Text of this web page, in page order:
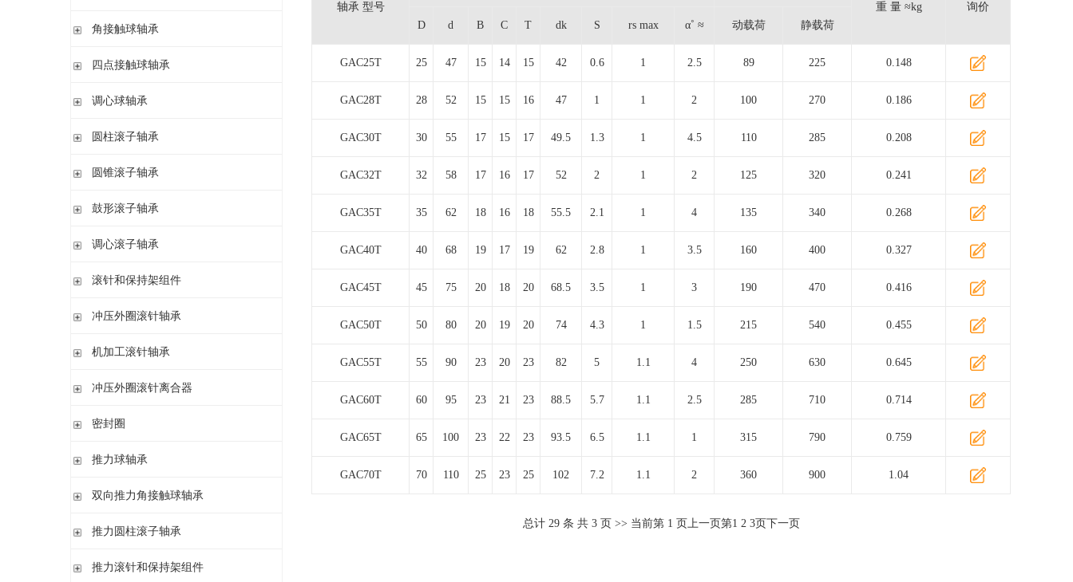
带钢球
带钢球 密封
角接触球轴承
单列开式或密封
双列开式或密封
四点接触球轴承
四点接触球轴承
调心球轴承
圆柱孔开式或密封
圆柱孔或圆锥孔 开式
带紧定套开式或密封
带紧定套开式
圆柱滚子轴承
带保持架的圆柱滚子轴承
单列满装圆柱滚子轴承
高精密圆柱滚子轴承
圆锥滚子轴承
单列圆锥滚子轴承
单列英制圆锥滚子轴承
鼓形滚子轴承
圆柱孔或圆锥孔
调心滚子轴承
圆柱孔或圆锥孔
带退卸套
滚针和保持架组件
单列
冲压外圈滚针轴承
开式 闭式 无密封
开式、满装滚针单元、无密封
机加工滚针轴承
无内圈
带内圈 开式
带内圈 密封
无挡边无内圈 开式
调心 有/无内圈
滚针/ 推力球轴承 无内圈 带或不带外罩
冲压外圈滚针离合器
不带轴承 带滚花或不带滚花
密封圈
密封圈
推力球轴承
单向推力球轴承
双向推力角接触球轴承
双向推力角接触球轴承
推力圆柱滚子轴承
推力圆柱滚子轴承 保持架组件 推力轴承垫圈
推力滚针和保持架组件
轴承 型号
重 量 ≈kg
询价
D
d B C T dk S rs max α˚ ≈ 动载荷 静载荷
GAC25T 25 47 15 14 15 42 0.6 1 2.5 89 225 0.148
GAC28T 28 52 15 15 16 47 1 1 2 100 270 0.186
GAC30T 30 55 17 15 17 49.5 1.3 1 4.5 110 285 0.208
GAC32T 32 58 17 16 17 52 2 1 2 125 320 0.241
GAC35T 35 62 18 16 18 55.5 2.1 1 4 135 340 0.268
GAC40T 40 68 19 17 19 62 2.8 1 3.5 160 400 0.327
GAC45T 45 75 20 18 20 68.5 3.5 1 3 190 470 0.416
GAC50T 50 80 20 19 20 74 4.3 1 1.5 215 540 0.455
GAC55T 55 90 23 20 23 82 5 1.1 4 250 630 0.645
GAC60T 60 95 23 21 23 88.5 5.7 1.1 2.5 285 710 0.714
GAC65T 65 100 23 22 23 93.5 6.5 1.1 1 315 790 0.759
GAC70T 70 110 25 23 25 102 7.2 1.1 2 360 900 1.04
总计 29条 共 3页 >> 当前第 1 页上一页第1 2 3页下一页